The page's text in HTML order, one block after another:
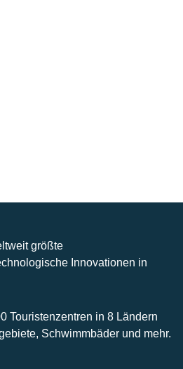
größte
Innovationen in
Touristenzentren in 8 Ländern
Schwimmbäder und mehr.